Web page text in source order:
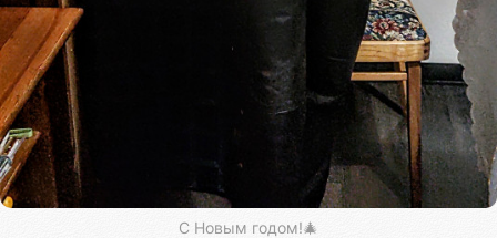
С Новым годом!🎄